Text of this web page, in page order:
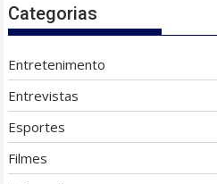
Categorias
Entretenimento
Entrevistas
Esportes
Filmes